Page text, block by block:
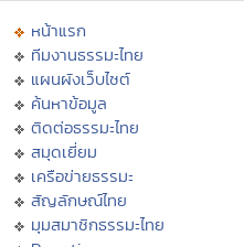
หน้าแรก
ทีมงานธรรมะไทย
แผนผังเว็บไซต์
ค้นหาข้อมูล
ติดต่อธรรมะไทย
สมุดเยี่ยม
เครือข่ายธรรมะ
สัญลักษณ์ไทย
มุมสมาชิกธรรมะไทย